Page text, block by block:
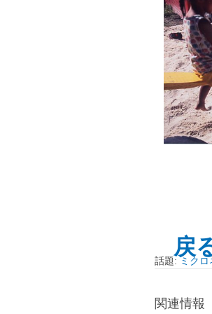
戻
話題: ミク
関連情報